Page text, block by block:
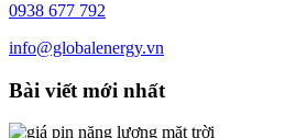
0938 677 792
info@globalenergy.vn
Bài viết mới nhất